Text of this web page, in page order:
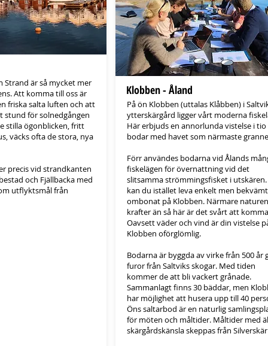
Strand är så mycket mer
Att komma till oss är
friska salta luften och att
stund för solnedgången
stilla ögonblicken, fritt
väcks ofta de stora, nya
precis vid strandkanten
och Fjällbacka med
utflyktsmål från
Klobben - Åland
På ön Klobben (uttalas Klåbben) i
ytterskärgård ligger vårt moderna
Här erbjuds en annorlunda vistelse i tio
bodar med havet som närmaste
Förr användes bodarna vid Ålands
fiskelägen för övernattning vid det
slitsamma strömmingsfisket i utskären.
kan du istället leva enkelt men
ombonat på Klobben. Närmare
krafter än så här är det svårt att
Oavsett väder och vind är din vistelse
Klobben oförglömlig.
​Bodarna är byggda av virke från 500 år
furor från Saltviks skogar. Med tiden
kommer de att bli vackert grånade.
Sammanlagt finns 30 bäddar, men
har möjlighet att husera upp till 40
Öns saltarbod är en naturlig
för möten och måltider. Måltider med
skärgårdskänsla skeppas från